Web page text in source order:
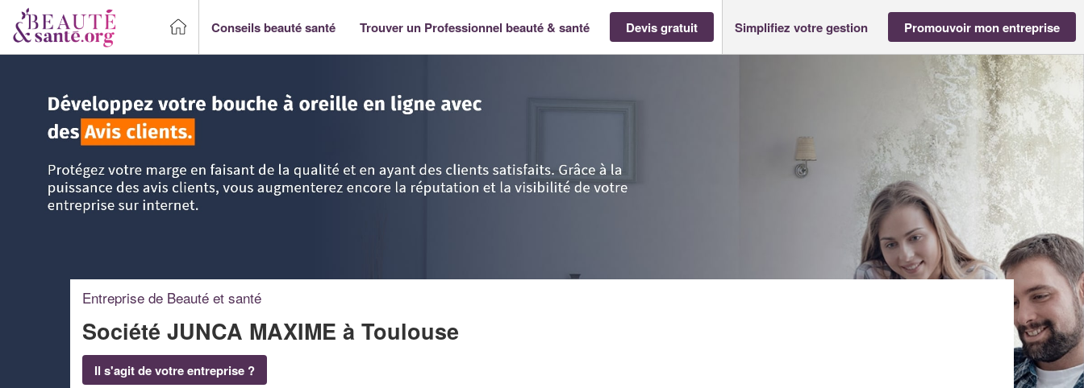
Conseils beauté santé Trouver un Professionnel beauté & santé Devis gratuit Simplifiez votre gestion Promouvoir mon entreprise
Entreprise de Beauté et santé
Société JUNCA MAXIME à Toulouse
Il s'agit de votre entreprise ?